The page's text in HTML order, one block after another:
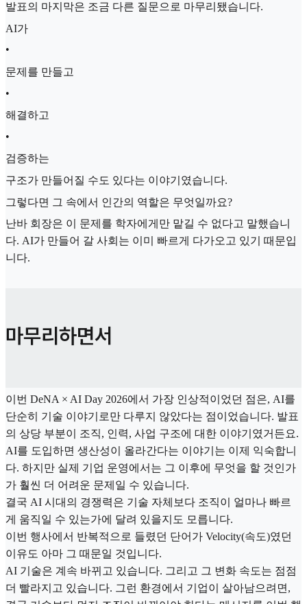
발표의 마지막은 조금 다른 질문으로 마무리됐습니다.
AI가
•
문제를 만들고
•
해결하고
•
검증하는
구조가 만들어질 수도 있다는 이야기였습니다.
그렇다면 그 속에서 인간의 역할은 무엇일까요?
난바 회장은 이 문제를 학자에게만 맡길 수 없다고 말했습니
다. AI가 만들어 갈 사회는 이미 빠르게 다가오고 있기 때문입
니다.
마무리하면서
이번 DeNA × AI Day 2026에서 가장 인상적이었던 점은, AI를
단순히 기술 이야기로만 다루지 않았다는 점이었습니다. 발표
의 상당 부분이 조직, 인력, 사업 구조에 대한 이야기였거든요.
AI를 도입하면 생산성이 올라간다는 이야기는 이제 익숙합니
다. 하지만 실제 기업 운영에서는 그 이후에 무엇을 할 것인가
가 훨씬 더 어려운 문제일 수 있습니다.
결국 AI 시대의 경쟁력은 기술 자체보다 조직이 얼마나 빠르
게 움직일 수 있는가에 달려 있을지도 모릅니다.
이번 행사에서 반복적으로 들렸던 단어가 Velocity(속도)였던
이유도 아마 그 때문일 것입니다.
AI 기술은 계속 바뀌고 있습니다. 그리고 그 변화 속도는 점점
더 빨라지고 있습니다. 그런 환경에서 기업이 살아남으려면,